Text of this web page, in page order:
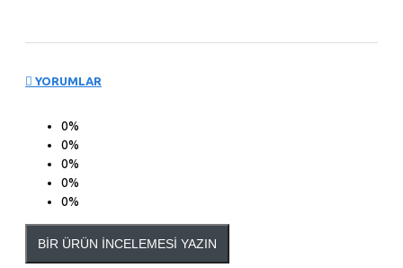
YORUMLAR
0%
0%
0%
0%
0%
BIR ÜRÜN İNCELEMESI YAZIN